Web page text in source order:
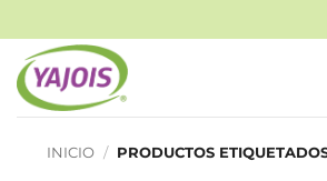
al
contenido
INICIO / PRODUCTOS